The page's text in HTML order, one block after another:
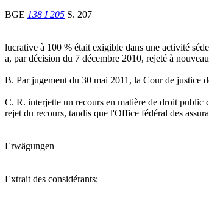
BGE 138 I 205 S. 207
lucrative à 100 % était exigible dans une activité
a, par décision du 7 décembre 2010, rejeté à
B. Par jugement du 30 mai 2011, la Cour de justice
C. R. interjette un recours en matière de droit
rejet du recours, tandis que l'Office fédéral des
Erwägungen
Extrait des considérants: